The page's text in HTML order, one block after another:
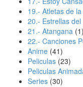
19.- Atletas de
20.- Estrellas
21.- Atangana (1)
22.- Canciones
Anime (41)
Peliculas (23)
Peliculas
Series (30)